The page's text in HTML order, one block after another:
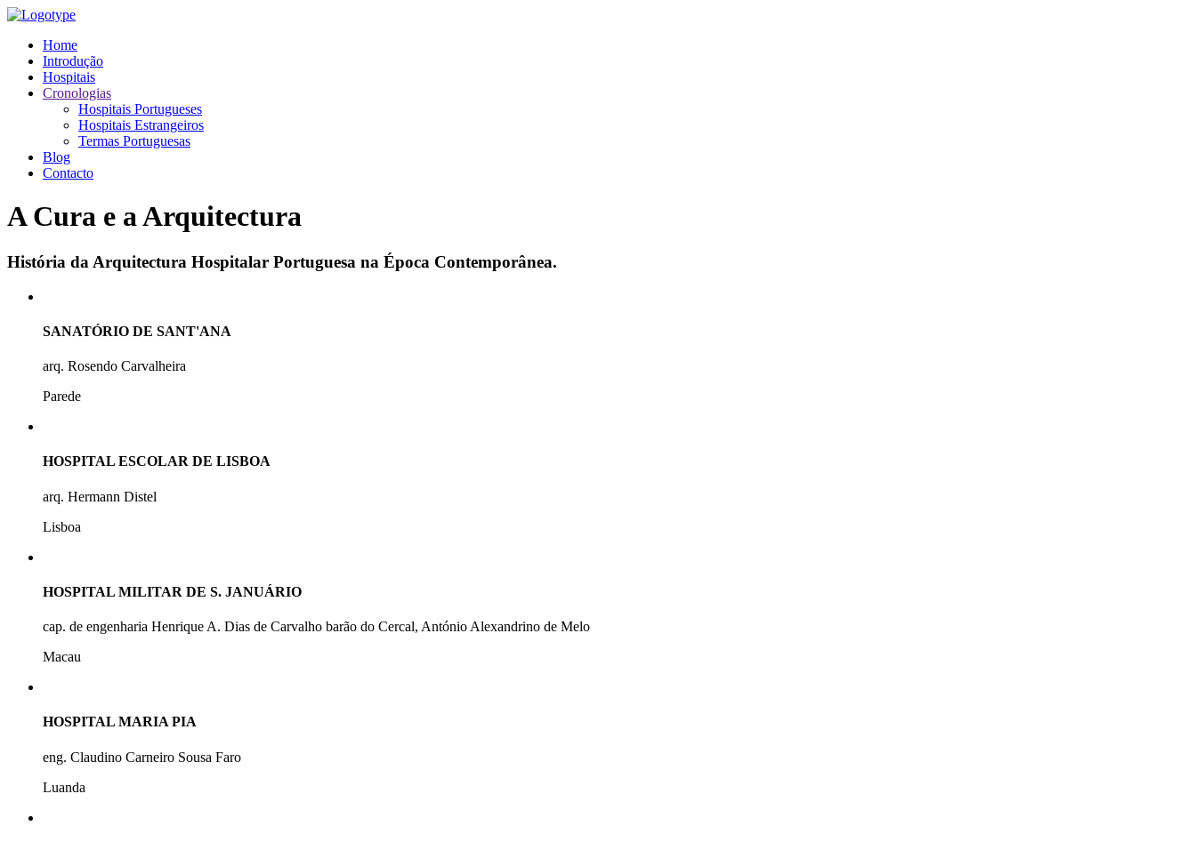
Home
Introdução
Hospitais
Cronologias
Hospitais Portugueses
Hospitais Estrangeiros
Termas Portuguesas
Blog
Contacto
A Cura e a Arquitectura
História da Arquitectura Hospitalar Portuguesa na Época Contemporânea.
SANATÓRIO DE SANT'ANA
arq. Rosendo Carvalheira
Parede
HOSPITAL ESCOLAR DE LISBOA
arq. Hermann Distel
Lisboa
HOSPITAL MILITAR DE S. JANUÁRIO
cap. de engenharia Henrique A. Dias de Carvalho barão do Cercal, António Alexandrino de Melo
Macau
HOSPITAL MARIA PIA
eng. Claudino Carneiro Sousa Faro
Luanda